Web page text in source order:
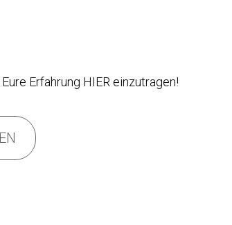
Erfahrung HIER einzutragen!